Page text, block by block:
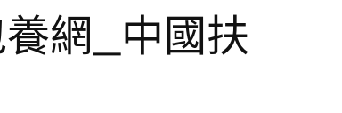
網_中國扶